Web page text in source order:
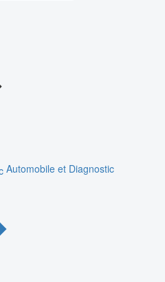
Automobile et Diagnostic